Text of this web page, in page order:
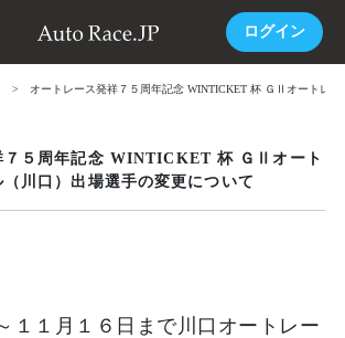
ログイン
オートレース発祥７５周年記念 WINTICKET 杯 ＧⅡオートレ
７５周年記念 WINTICKET 杯 ＧⅡオート
川口）出場選手の変更について
１１月１６日まで川口オートレー